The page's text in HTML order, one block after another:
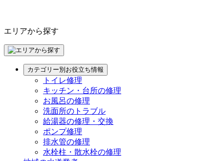
エリアから探す
カテゴリー別お役立ち情報
トイレ修理
キッチン・台所の修理
お風呂の修理
洗面所のトラブル
給湯器の修理・交換
ポンプ修理
排水管の修理
水栓柱・散水栓の修理